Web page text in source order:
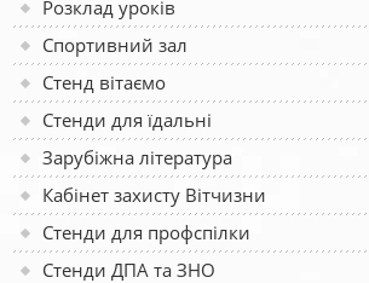
Розклад уроків
Спортивний зал
Стенд вітаємо
Стенди для їдальні
Зарубіжна література
Кабінет захисту Вітчизни
Стенди для профспілки
Стенди ДПА та ЗНО